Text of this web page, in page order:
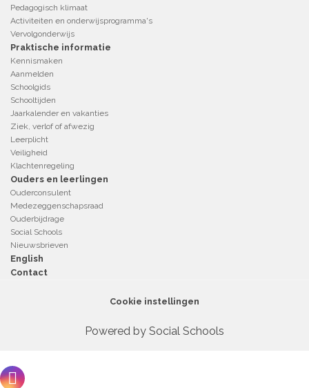
Pedagogisch klimaat
Activiteiten en onderwijsprogramma's
Vervolgonderwijs
Praktische informatie
Kennismaken
Aanmelden
Schoolgids
Schooltijden
Jaarkalender en vakanties
Ziek, verlof of afwezig
Leerplicht
Veiligheid
Klachtenregeling
Ouders en leerlingen
Ouderconsulent
Medezeggenschapsraad
Ouderbijdrage
Social Schools
Nieuwsbrieven
English
Contact
Cookie instellingen
Powered by Social Schools